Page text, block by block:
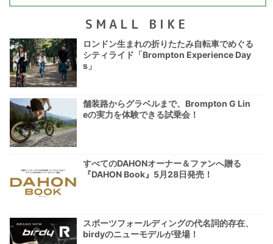
SMALL BIKE
ロンドン生まれの折りたたみ自転車でめぐる
シティライド「Brompton Experience Day
s」
舗装路からグラベルまで、Brompton G Lin
eの実力を体験できる試乗会！
すべてのDAHONオーナー＆ファンへ贈る
『DAHON Book』5月28日発売！
スポーツフォールディングの代名詞的存在、
birdyのニューモデルが登場！